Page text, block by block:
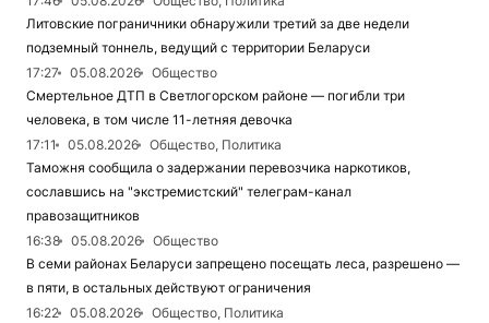
Литовские пограничники обнаружили третий за две недели
подземный тоннель, ведущий с территории Беларуси
17:27
05.08.2026
Общество
Смертельное ДТП в Светлогорском районе — погибли три
человека, в том числе 11-летняя девочка
17:11
05.08.2026
Общество, Политика
Таможня сообщила о задержании перевозчика наркотиков,
сославшись на "экстремистский" телеграм-канал
правозащитников
16:38
05.08.2026
Общество
В семи районах Беларуси запрещено посещать леса, разрешено —
в пяти, в остальных действуют ограничения
16:22
05.08.2026
Общество, Политика